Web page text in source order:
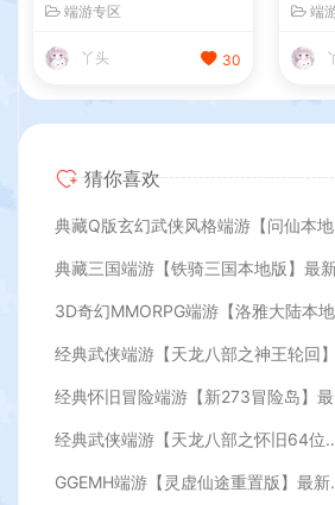
具+详细搭建教程
端游专区
丫头 30
PC客
建教程
端
猜你喜欢
经典武侠端游【天龙八部之怀旧64位源端洛洛1.9】最新整理单机一键即
GGEMH端游【灵虚仙